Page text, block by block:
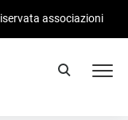
associazioni